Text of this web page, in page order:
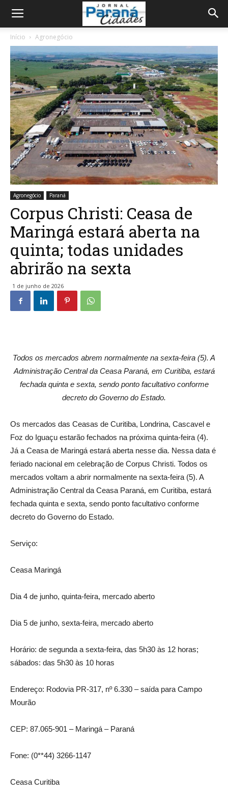
Início Agronegócio
Agronegócio Paraná
Corpus Christi: Ceasa de
Maringá estará aberta na
quinta; todas unidades
abrirão na sexta
1 de junho de 2026
Todos os mercados abrem normalmente na sexta-feira (5). A
Administração Central da Ceasa Paraná, em Curitiba, estará
fechada quinta e sexta, sendo ponto facultativo conforme
decreto do Governo do Estado.
Os mercados das Ceasas de Curitiba, Londrina, Cascavel e
Foz do Iguaçu estarão fechados na próxima quinta-feira (4).
Já a Ceasa de Maringá estará aberta nesse dia. Nessa data é
feriado nacional em celebração de Corpus Christi. Todos os
mercados voltam a abrir normalmente na sexta-feira (5). A
Administração Central da Ceasa Paraná, em Curitiba, estará
fechada quinta e sexta, sendo ponto facultativo conforme
decreto do Governo do Estado.
Serviço:
Ceasa Maringá
Dia 4 de junho, quinta-feira, mercado aberto
Dia 5 de junho, sexta-feira, mercado aberto
Horário: de segunda a sexta-feira, das 5h30 às 12 horas;
sábados: das 5h30 às 10 horas
Endereço: Rodovia PR-317, nº 6.330 – saída para Campo
Mourão
CEP: 87.065-901 – Maringá – Paraná
Fone: (0**44) 3266-1147
Ceasa Curitiba